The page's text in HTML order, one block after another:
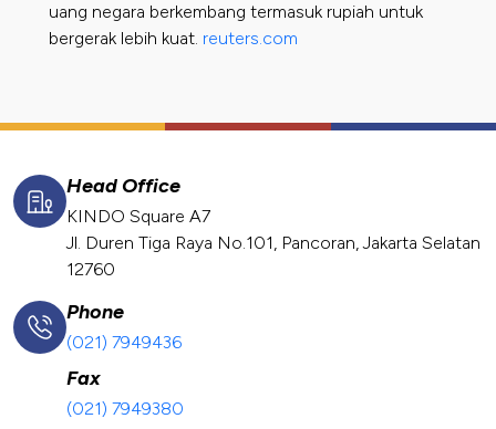
uang negara berkembang termasuk rupiah untuk
bergerak lebih kuat. reuters.com
Head Office
KINDO Square A7
Jl. Duren Tiga Raya No.101, Pancoran, Jakarta Selatan
12760
Phone
(021) 7949436
Fax
(021) 7949380